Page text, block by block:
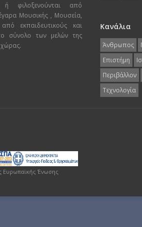
ή φιλοξενούνται από
Μουσικής , Μουσεία,
εκπαιδευτικούς και
σύνολο των μελών της
χώρας.
Κανάλια
Άνθρωπος
Επιστήμη
Περιβάλλον
Τεχνολογία
Ευρωπαϊκής Ένωσης